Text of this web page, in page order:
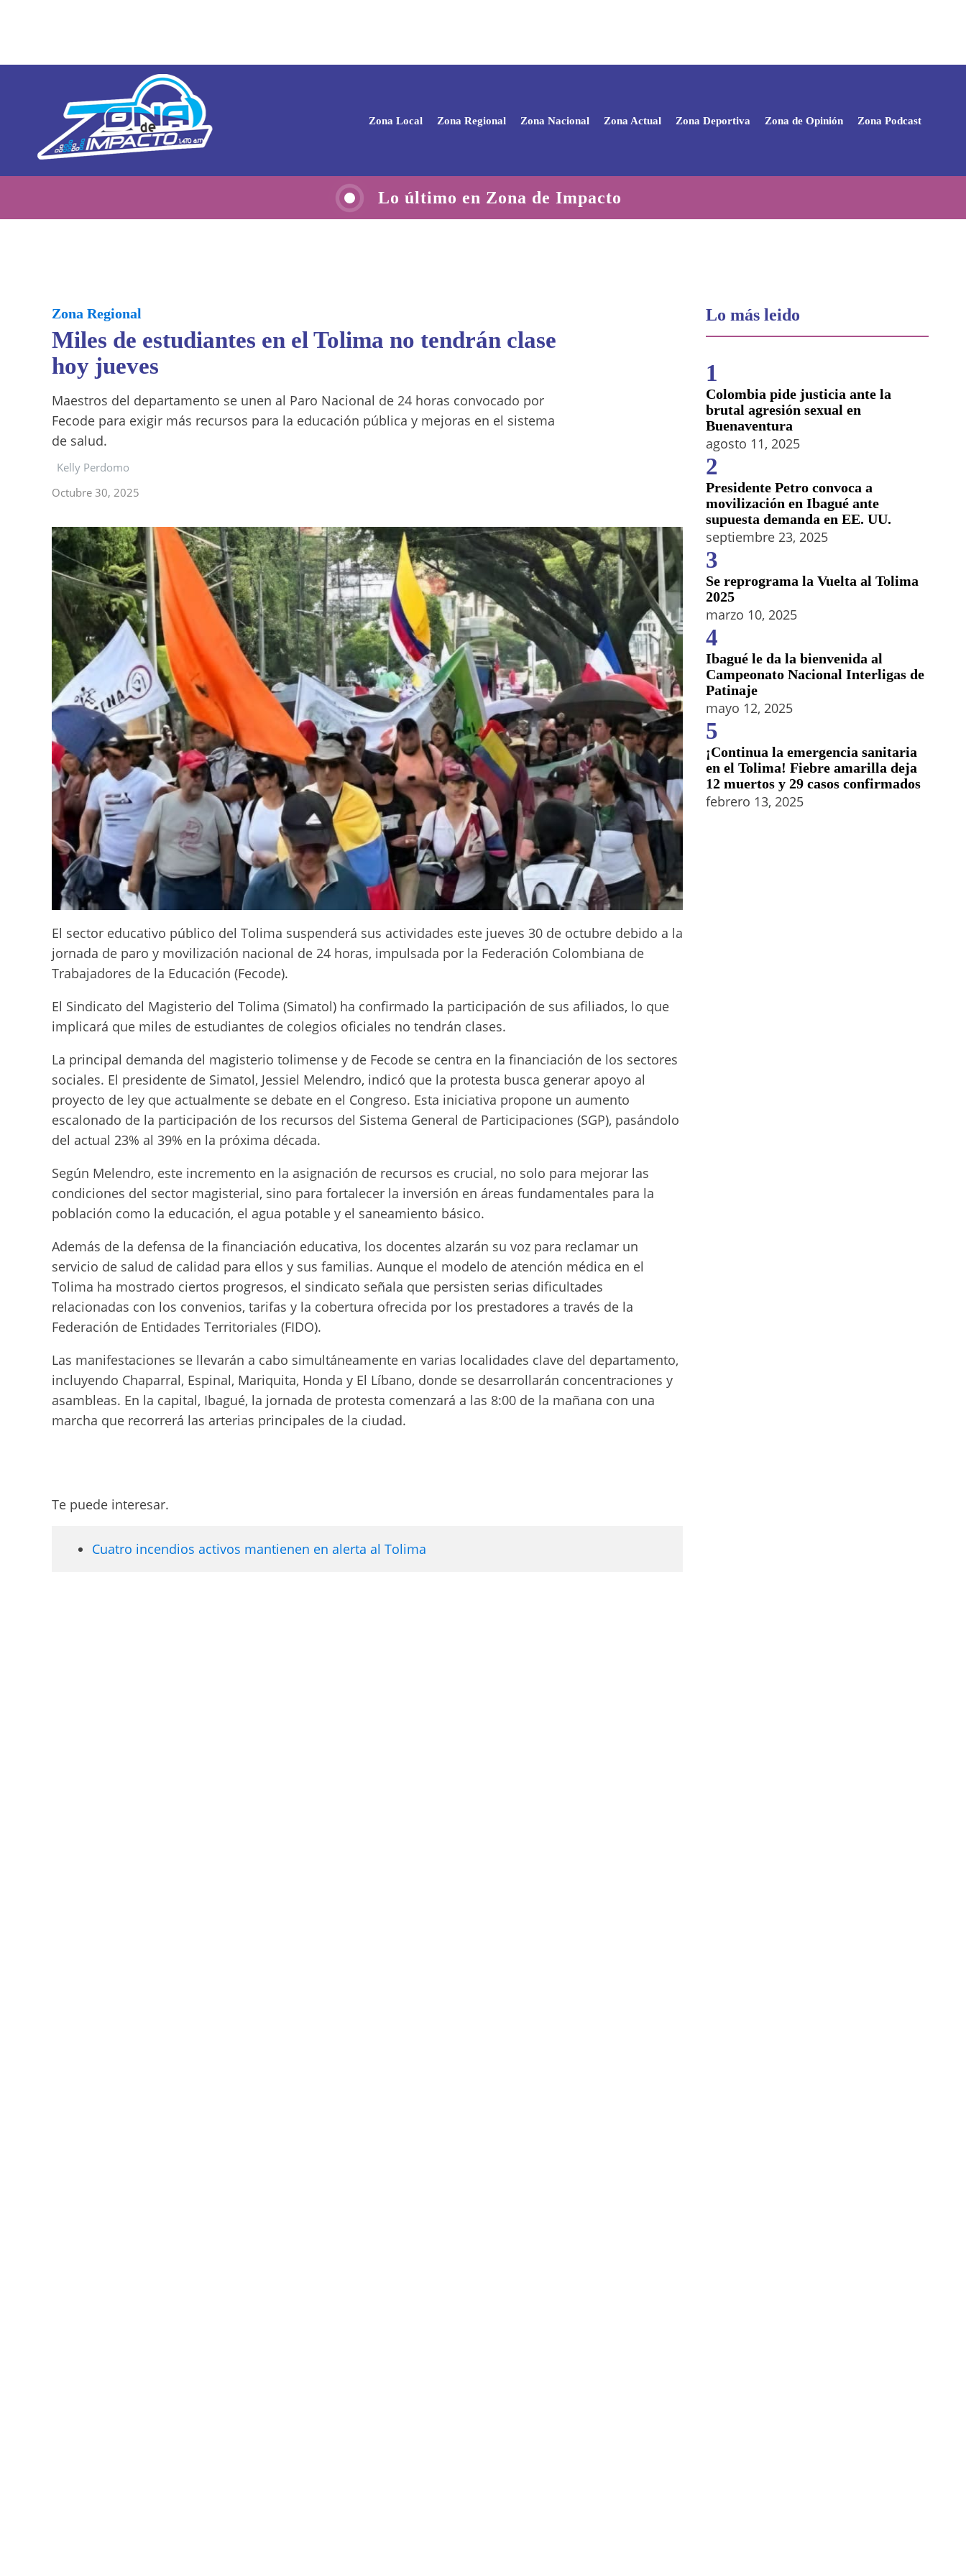
Zona Local Zona Regional Zona Nacional Zona Actual Zona Deportiva Zona de Opinión Zona Podcast
Lo último en Zona de Impacto
Zona Regional
Miles de estudiantes en el Tolima no tendrán clase
hoy jueves
Maestros del departamento se unen al Paro Nacional de 24 horas convocado por
Fecode para exigir más recursos para la educación pública y mejoras en el sistema
de salud.
Kelly Perdomo
Octubre 30, 2025
El sector educativo público del Tolima suspenderá sus actividades este jueves 30 de octubre debido a la
jornada de paro y movilización nacional de 24 horas, impulsada por la Federación Colombiana de
Trabajadores de la Educación (Fecode).
El Sindicato del Magisterio del Tolima (Simatol) ha confirmado la participación de sus afiliados, lo que
implicará que miles de estudiantes de colegios oficiales no tendrán clases.
La principal demanda del magisterio tolimense y de Fecode se centra en la financiación de los sectores
sociales. El presidente de Simatol, Jessiel Melendro, indicó que la protesta busca generar apoyo al
proyecto de ley que actualmente se debate en el Congreso. Esta iniciativa propone un aumento
escalonado de la participación de los recursos del Sistema General de Participaciones (SGP), pasándolo
del actual 23% al 39% en la próxima década.
Según Melendro, este incremento en la asignación de recursos es crucial, no solo para mejorar las
condiciones del sector magisterial, sino para fortalecer la inversión en áreas fundamentales para la
población como la educación, el agua potable y el saneamiento básico.
Además de la defensa de la financiación educativa, los docentes alzarán su voz para reclamar un
servicio de salud de calidad para ellos y sus familias. Aunque el modelo de atención médica en el
Tolima ha mostrado ciertos progresos, el sindicato señala que persisten serias dificultades
relacionadas con los convenios, tarifas y la cobertura ofrecida por los prestadores a través de la
Federación de Entidades Territoriales (FIDO).
Las manifestaciones se llevarán a cabo simultáneamente en varias localidades clave del departamento,
incluyendo Chaparral, Espinal, Mariquita, Honda y El Líbano, donde se desarrollarán concentraciones y
asambleas. En la capital, Ibagué, la jornada de protesta comenzará a las 8:00 de la mañana con una
marcha que recorrerá las arterias principales de la ciudad.
Te puede interesar.
Cuatro incendios activos mantienen en alerta al Tolima
Lo más leido
1
Colombia pide justicia ante la
brutal agresión sexual en
Buenaventura
agosto 11, 2025
2
Presidente Petro convoca a
movilización en Ibagué ante
supuesta demanda en EE. UU.
septiembre 23, 2025
3
Se reprograma la Vuelta al Tolima
2025
marzo 10, 2025
4
Ibagué le da la bienvenida al
Campeonato Nacional Interligas de
Patinaje
mayo 12, 2025
5
¡Continua la emergencia sanitaria
en el Tolima! Fiebre amarilla deja
12 muertos y 29 casos confirmados
febrero 13, 2025